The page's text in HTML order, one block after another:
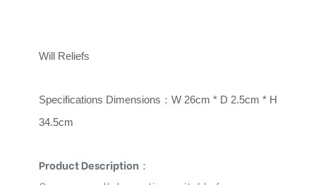
Will Reliefs
Specifications Dimensions ： W 26cm * D 2.5cm * H
34.5cm
Product Description ：